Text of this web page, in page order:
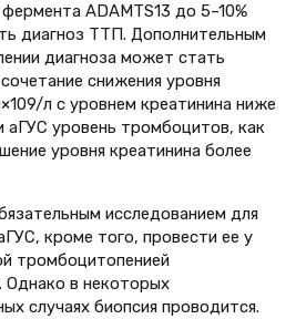
ADAMTS13 до 5–10%
диагноз ТТП. Дополнительным
диагноза может стать
снижения уровня
л с уровнем креатинина ниже
аГУС уровень тромбоцитов, как
уровня креатинина более
исследованием для
кроме того, провести ее у
тромбоцитопенией
Однако в некоторых
случаях биопсия проводится.